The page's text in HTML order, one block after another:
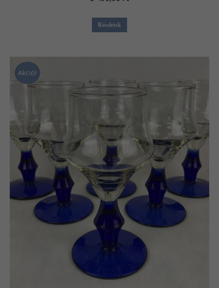
Részletek
Akció!